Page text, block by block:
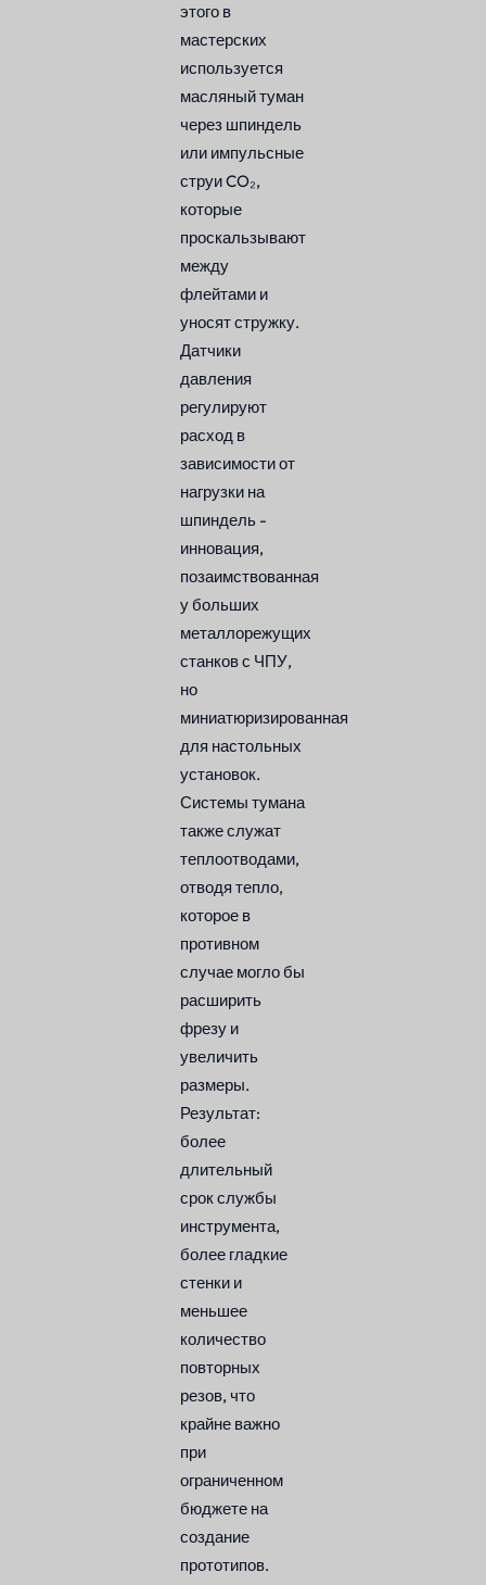
этого в
мастерских
используется
масляный туман
через шпиндель
или импульсные
струи CO₂,
которые
проскальзывают
между
флейтами и
уносят стружку.
Датчики
давления
регулируют
расход в
зависимости от
нагрузки на
шпиндель -
инновация,
позаимствованная
у больших
металлорежущих
станков с ЧПУ,
но
миниатюризированная
для настольных
установок.
Системы тумана
также служат
теплоотводами,
отводя тепло,
которое в
противном
случае могло бы
расширить
фрезу и
увеличить
размеры.
Результат:
более
длительный
срок службы
инструмента,
более гладкие
стенки и
меньшее
количество
повторных
резов, что
крайне важно
при
ограниченном
бюджете на
создание
прототипов.